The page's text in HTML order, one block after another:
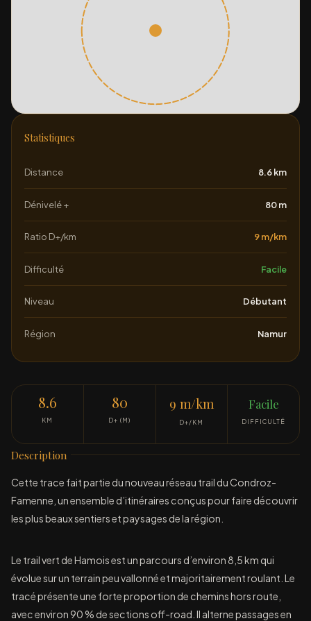
8.6
KM
80
D+ (M)
9 m/km
D+/KM
Facile
DIFFICULTÉ
Description
Cette trace fait partie du nouveau réseau trail du Condroz-
Famenne, un ensemble d’itinéraires conçus pour faire découvrir
les plus beaux sentiers et paysages de la région.
Le trail vert de Hamois est un parcours d’environ 8,5 km qui
évolue sur un terrain peu vallonné et majoritairement roulant. Le
tracé présente une forte proportion de chemins hors route,
avec environ 90 % de sections off-road. Il alterne passages en
Statistiques
Distance 8.6 km
Dénivelé + 80 m
Ratio D+/km 9 m/km
Difficulté Facile
Niveau Débutant
Région Namur